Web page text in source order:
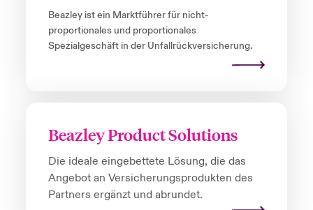
Beazleyist ein Marktführer für nicht-
proportionales und proportionales
Spezialgeschäft in der Unfallrückversicherung.
Beazley Product Solutions
Die ideale eingebettete Lösung, die das
Angebot an Versicherungsprodukten des
Partners ergänzt und abrundet.